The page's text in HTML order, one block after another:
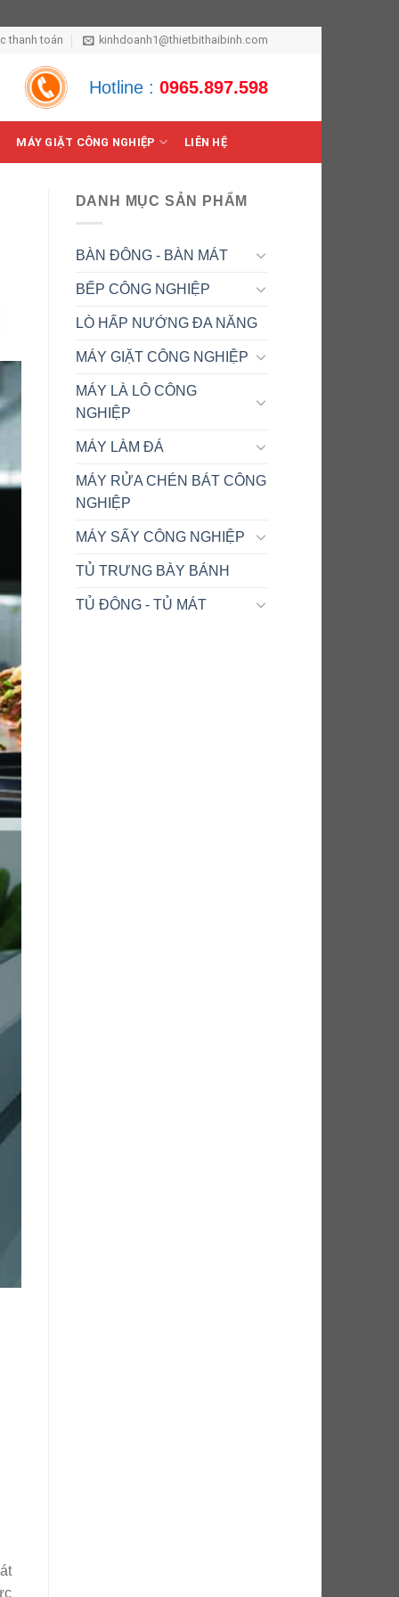
thanh toán kinhdoanh1@thietbithaibinh.com
Hotline : 0965.897.598
MÁY GIẶT CÔNG NGHIỆP LIÊN HỆ
DANH MỤC SẢN PHẨM
BÀN ĐÔNG - BÀN MÁT
BẾP CÔNG NGHIỆP
LÒ HẤP NƯỚNG ĐA NĂNG
MÁY GIẶT CÔNG NGHIỆP
MÁY LÀ LÔ CÔNG
NGHIỆP
MÁY LÀM ĐÁ
MÁY RỬA CHÉN BÁT CÔNG
NGHIỆP
MÁY SẤY CÔNG NGHIỆP
TỦ TRƯNG BÀY BÁNH
TỦ ĐÔNG - TỦ MÁT